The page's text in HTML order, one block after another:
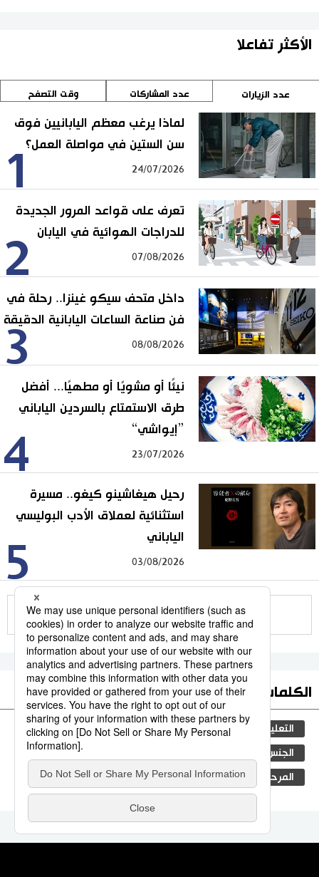
الأكثر تفاعلا
عدد الزيارات عدد المشاركات وقت التصفح
1
لماذا يرغب معظم اليابانيين فوق
سن الستين في مواصلة العمل؟
24/07/2026
2
تعرف على قواعد المرور الجديدة
للدراجات الهوائية في اليابان
07/08/2026
3
داخل متحف سيكو غينزا.. رحلة في
فن صناعة الساعات اليابانية الدقيقة
08/08/2026
4
نيئًا أو مشويًا أو مطهيًا... أفضل
طرق الاستمتاع بالسردين الياباني
”إيواشي“
23/07/2026
5
رحيل هيغاشينو كيغو.. مسيرة
استثنائية لعملاق الأدب البوليسي
الياباني
03/08/2026
للمزيد
الكلمات الأكثر بحثا
التعليم الياباني مجتمع ثقافة طوكيو
الجنس
المرحلة الابتدائية جيجي برس